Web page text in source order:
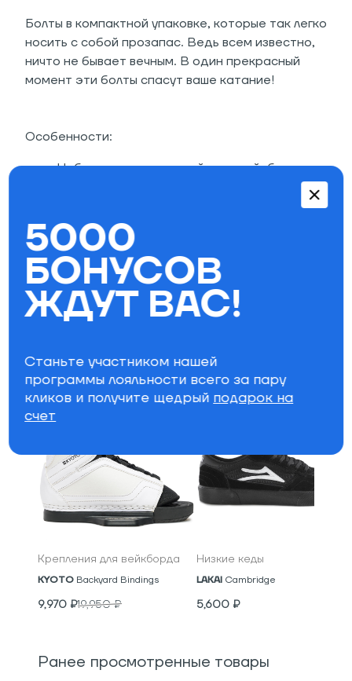
Болты в компактной упаковке, которые так легко
носить с собой прозапас. Ведь всем известно,
ничто не бывает вечным. В один прекрасный
момент эти болты спасут ваше катание!
Особенности:
Набор запасных частей для скейтборда
Размеры: 1"
Ключ.
Параметры фильтра
Бренд
Специально для вас
Крепления для вейкборда
KYOTO Backyard Bindings
9,970 ₽19,950₽
Низкие кеды
LAKAI Cambridge
5,600 ₽
Ранее просмотренные товары
5000
БОНУСОВ
ЖДУТ ВАС!
Станьте участником нашей
программы лояльности всего за пару
кликов и получите щедрый подарок на
счет